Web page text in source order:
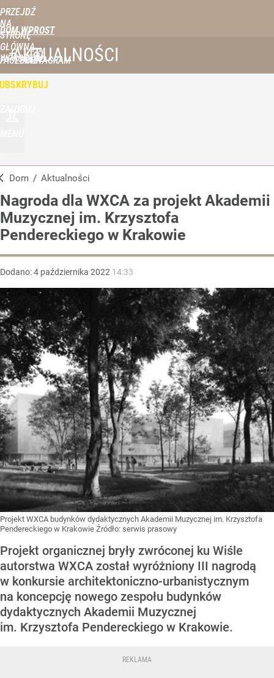
PRZEJDŹ
NA
STRONĘ
GŁÓWNĄ
WPROST.PL
DOM WPROST
FACEBOOKINSTAGRAM
AKTUALNOŚCI
Dom / Aktualności
Nagroda dla WXCA za projekt Akademii
Muzycznej im. Krzysztofa
Pendereckiego w Krakowie
Dodano:4 października 2022 14:33
Projekt WXCA budynków dydaktycznych Akademii Muzycznej im. Krzysztofa
Pendereckiego w Krakowie Źródło: serwis prasowy
Projekt organicznej bryły zwróconej ku Wiśle
autorstwa WXCA został wyróżniony III nagrodą
w konkursie architektoniczno-urbanistycznym
na koncepcję nowego zespołu budynków
dydaktycznych Akademii Muzycznej
im. Krzysztofa Pendereckiego w Krakowie.